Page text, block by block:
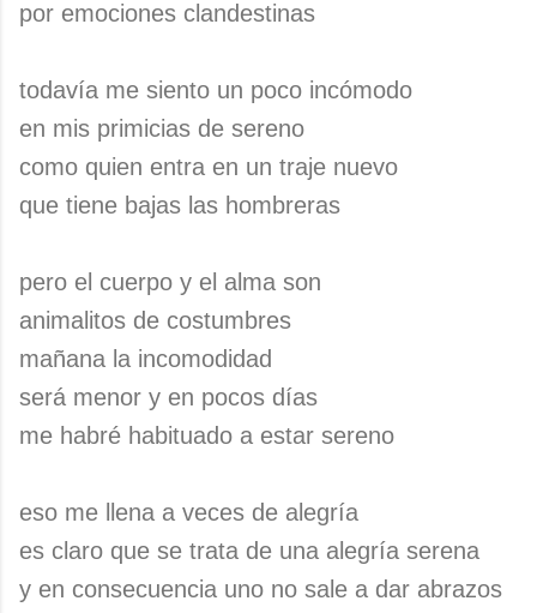
por emociones clandestinas
todavía me siento un poco incómodo
en mis primicias de sereno
como quien entra en un traje nuevo
que tiene bajas las hombreras
pero el cuerpo y el alma son
animalitos de costumbres
mañana la incomodidad
será menor y en pocos días
me habré habituado a estar sereno
eso me llena a veces de alegría
es claro que se trata de una alegría serena
y en consecuencia uno no sale a dar abrazos